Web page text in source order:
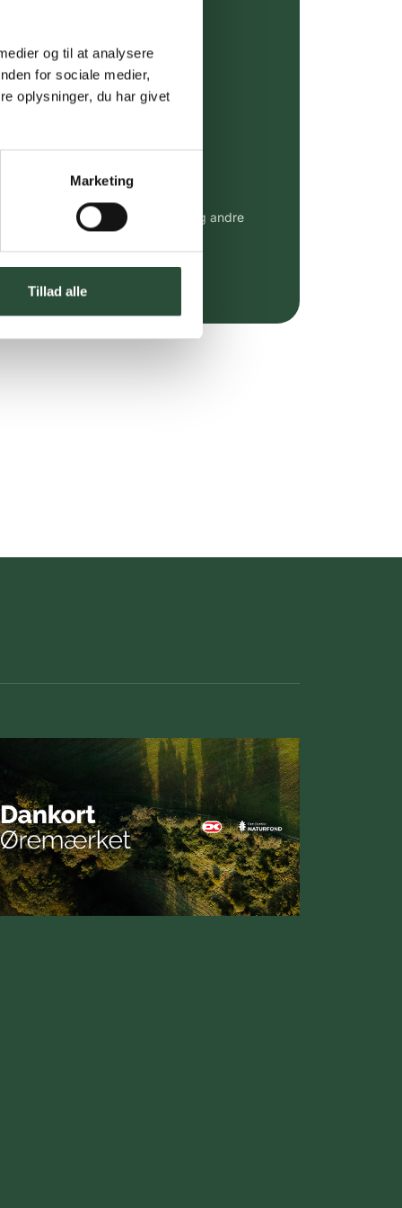
og til at analysere
for sociale medier,
oplysninger, du har givet
Marketing
Tillad alle
og DAO
kendte produkter
af kendte cremer, vitaminer og andre
– altid til fast lav pris.
her